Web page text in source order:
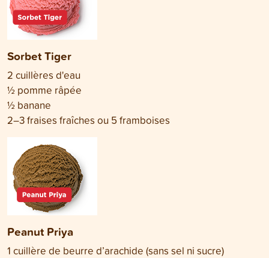
Sorbet Tiger
2 cuillères d'eau
½ pomme râpée
½ banane
2–3 fraises fraîches ou 5 framboises
Peanut Priya
1 cuillère de beurre d’arachide (sans sel ni sucre)